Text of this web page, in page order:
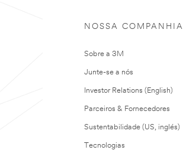
NOSSA COMPANHIA
Sobre a 3M
Junte-se a nós
Investor Relations (English)
Parceiros & Fornecedores
Sustentabilidade (US, inglés)
Tecnologias